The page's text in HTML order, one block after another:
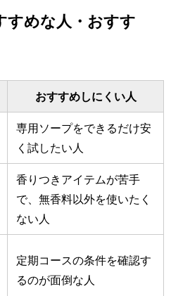
すめな人・おすす
おすすめしにくい人
専用ソープをできるだけ安
く試したい人
香りつきアイテムが苦手
で、無香料以外を使いたく
ない人
定期コースの条件を確認す
るのが面倒な人